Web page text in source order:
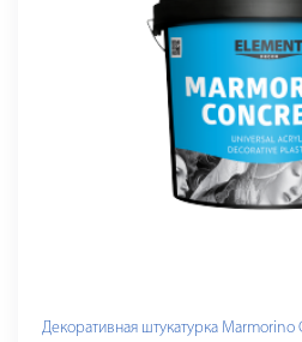
Декоративная штукатурка